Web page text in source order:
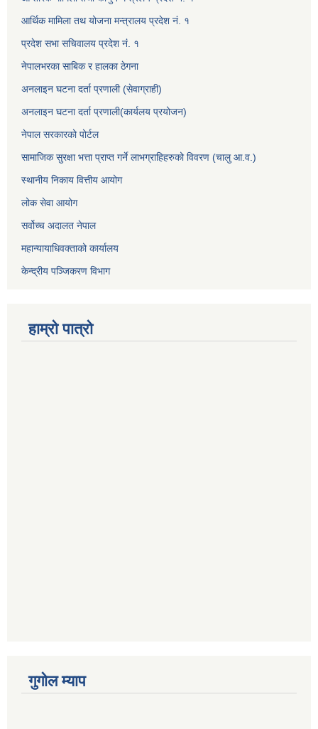
आर्थिक मामिला तथ योजना मन्त्रालय प्रदेश नं. १
प्रदेश सभा सचिवालय प्रदेश नं. १
नेपालभरका साबिक र हालका ठेगना
अनलाइन घटना दर्ता प्रणाली (सेवाग्राही)
अनलाइन घटना दर्ता प्रणाली(कार्यलय प्रयोजन)
नेपाल सरकारको पोर्टल
सामाजिक सुरक्षा भत्ता प्राप्त गर्ने लाभग्राहिहरुको विवरण (चालु आ.व.)
स्थानीय निकाय वित्तीय आयोग
लोक सेवा आयोग
सर्वोच्च अदालत नेपाल
महान्यायाधिवक्ताको कार्यालय
केन्द्रीय पञ्जिकरण विभाग
हाम्रो पात्रो
गुगोल म्याप